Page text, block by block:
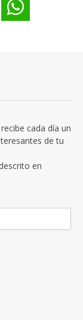
cada día un
de tu
en